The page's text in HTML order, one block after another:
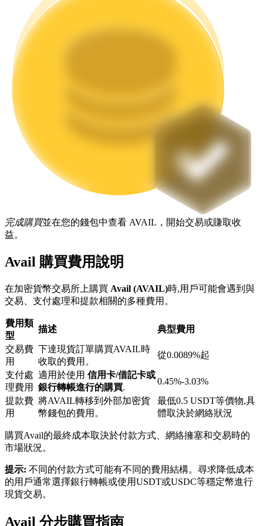
活期質押獲得熱門資產
鎖倉BTR
輕鬆獲得多重福利
借貸寶
借貸數字貨幣，及時且安全的服務
完成購買並在您的錢包中查看 AVAIL，開始交易或賺取收
益。
Avail 購買費用說明
在加密貨幣交易所上購買 Avail (AVAIL)時,用戶可能會遇到與
交易、支付處理和提款相關的多種費用。
費用類
型
描述
典型費用
交易費
用
下達現貨訂單購買AVAIL時
收取的費用。
從0.0089%起
支付處
理費用
適用於使用 信用卡/借記卡或
銀行轉帳進行的購買.
0.45%-3.03%
提款費
用
將AVAIL轉移到外部加密貨
幣錢包的費用。
最低0.5 USDT等價物,具
體取決於網絡狀況
購買Avail的最終成本取決於付款方式、網絡擁塞和交易時的
市場狀況。
提示: 不同的付款方式可能有不同的費用結構。尋求降低成本
的用戶通常選擇銀行轉帳或使用USDT或USDC等穩定幣進行
現貨交易。
Avail 分步購買指南